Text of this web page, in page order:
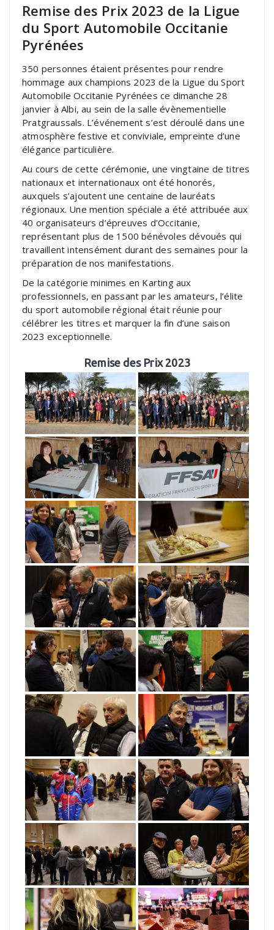
Remise des Prix 2023 de la Ligue
du Sport Automobile Occitanie
Pyrénées
350 personnes étaient présentes pour rendre
hommage aux champions 2023 de la Ligue du Sport
Automobile Occitanie Pyrénées ce dimanche 28
janvier à Albi, au sein de la salle évènementielle
Pratgraussals. L’événement s’est déroulé dans une
atmosphère festive et conviviale, empreinte d’une
élégance particulière.
Au cours de cette cérémonie, une vingtaine de titres
nationaux et internationaux ont été honorés,
auxquels s’ajoutent une centaine de lauréats
régionaux. Une mention spéciale a été attribuée aux
40 organisateurs d’épreuves d’Occitanie,
représentant plus de 1500 bénévoles dévoués qui
travaillent intensément durant des semaines pour la
préparation de nos manifestations.
De la catégorie minimes en Karting aux
professionnels, en passant par les amateurs, l’élite
du sport automobile régional était réunie pour
célébrer les titres et marquer la fin d’une saison
2023 exceptionnelle.
Remise des Prix 2023